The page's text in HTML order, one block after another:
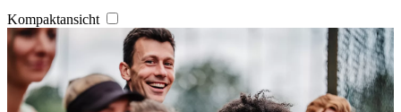
Kompaktansicht